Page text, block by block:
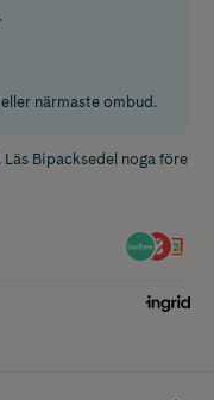
närmaste ombud.
Läs Bipacksedel noga före